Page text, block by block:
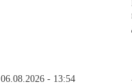
06.08.2026 - 13:54